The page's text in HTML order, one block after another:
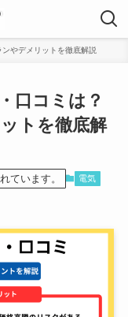
やデメリットを徹底解説
口コミは？
トを徹底解
ています。 電気